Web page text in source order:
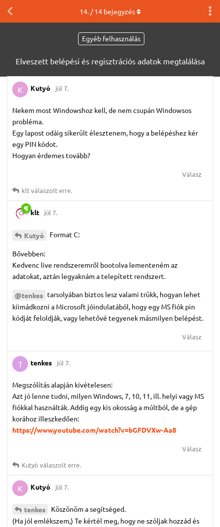
Egyéb felhasználás
Elveszett belépési és regisztrációs adatok megtalálása
14. /14bejegyzés
K Kutyó júl 7.
Nekem most Windowshoz kell, de nem csupán Windowsos
probléma.
Egy lapost odáig sikerült élesztenem, hogy a belépéshez kér
egy PIN kódot.
Hogyan érdemes tovább?
Válasz
kltválaszolt erre.
klt júl 7.
Kutyó Format C:
Bővebben:
Kedvenc live rendszeremről bootolva lementeném az
adatokat, aztán legyaknám a telepített rendszert.
@tenkes tarsolyában biztos lesz valami trükk, hogyan lehet
kiimádkozni a Microsoft jóindulatából, hogy egy MS fiók pin
kódját feloldják, vagy lehetővé tegyenek másmilyen belépést.
Válasz
T tenkes júl 7.
Megszólítás alapján kivételesen:
Azt jó lenne tudni, milyen Windows, 7, 10, 11, ill. helyi vagy MS
fiókkal használták. Addig egy kis okosság a múltból, de a gép
korához illeszkedően:
https://www.youtube.com/watch?v=bGFDVXw-Aa8
Válasz
Kutyó válaszolt erre.
K Kutyó júl 7.
tenkes
Köszönöm a segítséged.
(Ha jól emlékszem,) Te kértél meg, hogy ne szóljak hozzád és